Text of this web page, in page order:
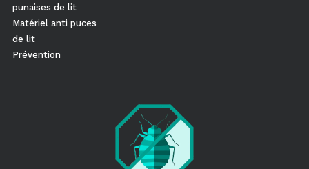
punaises de lit
Matériel anti puces
de lit
Prévention